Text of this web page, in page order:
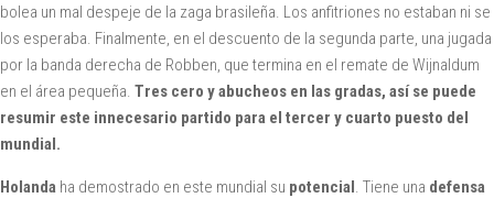
bolea un mal despeje de la zaga brasileña. Los anfitriones no estaban ni se
los esperaba. Finalmente, en el descuento de la segunda parte, una jugada
por la banda derecha de Robben, que termina en el remate de Wijnaldum
en el área pequeña. Tres cero y abucheos en las gradas, así se puede
resumir este innecesario partido para el tercer y cuarto puesto del
mundial.
Holanda ha demostrado en este mundial su potencial. Tiene una defensa